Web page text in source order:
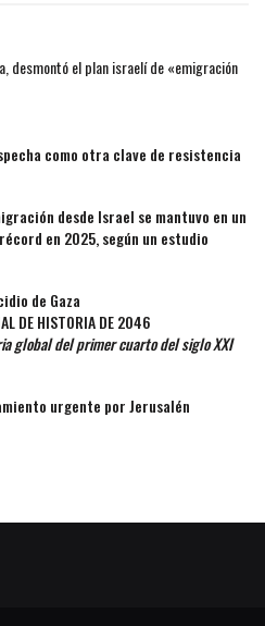
desmontó el plan israelí de «emigración
como otra clave de resistencia
desde Israel se mantuvo en un
en 2025, según un estudio
de Gaza
DE HISTORIA DE 2046
global del primer cuarto del siglo XXI
urgente por Jerusalén